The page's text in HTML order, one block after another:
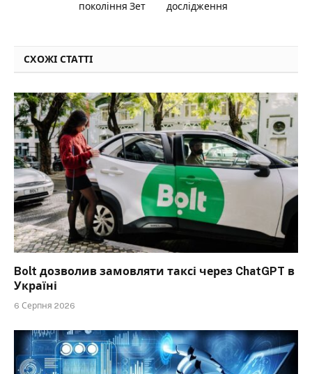
покоління Зет
дослідження
СХОЖІ СТАТТІ
Bolt дозволив замовляти таксі через ChatGPT в
Україні
6 Серпня 2026